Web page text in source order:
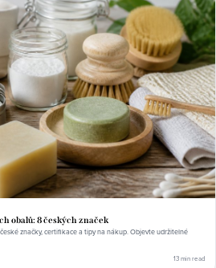
obalů: 8 českých značek
značky, certifikace a tipy na nákup. Objevte udržitelné
13 min read